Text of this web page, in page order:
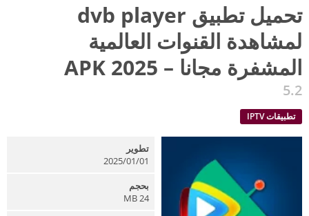
تحميل تطبيق dvb player
لمشاهدة القنوات العالمية
المشفرة مجانا – APK 2025
5.2
تطبيقات IPTV
تطوير
2025/01/01
بحجم
24 MB